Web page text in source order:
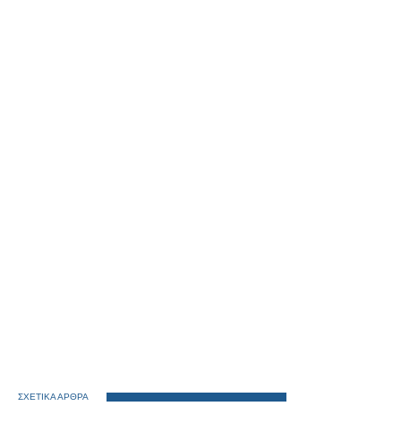
ΣΧΕΤΙΚΑ ΑΡΘΡΑ